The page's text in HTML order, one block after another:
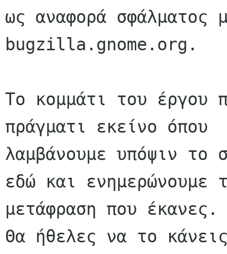
ως αναφορά σφάλματος
bugzilla.gnome.org.
Το κομμάτι του έργου
πράγματι εκείνο όπου
λαμβάνουμε υπόψιν το
εδώ και ενημερώνουμε
μετάφραση που έκανες.
Θα ήθελες να το